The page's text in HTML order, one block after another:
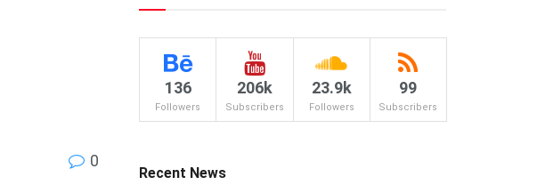
0
136
Followers
206k
Subscribers
23.9k
Followers
99
Subscribers
Recent News